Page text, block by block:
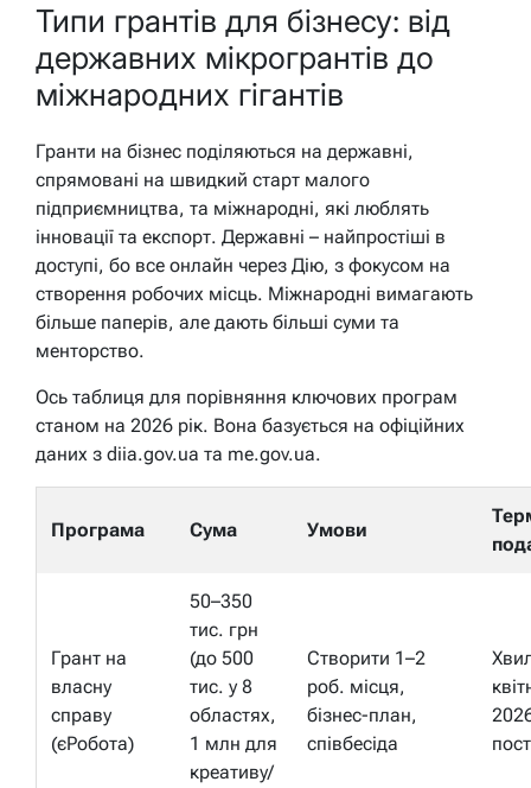
Типи грантів для бізнесу: від
державних мікрогрантів до
міжнародних гігантів
Гранти на бізнес поділяються на державні,
спрямовані на швидкий старт малого
підприємництва, та міжнародні, які люблять
інновації та експорт. Державні – найпростіші в
доступі, бо все онлайн через Дію, з фокусом на
створення робочих місць. Міжнародні вимагають
більше паперів, але дають більші суми та
менторство.
Ось таблиця для порівняння ключових програм
станом на 2026 рік. Вона базується на офіційних
даних з diia.gov.ua та me.gov.ua.
Програма Сума Умови
Грант на
власну
справу
(єРобота)
50–350
тис. грн
(до 500
тис. у 8
областях,
1 млн для
креативу/
Створити 1–2
роб. місця,
бізнес-план,
співбесіда